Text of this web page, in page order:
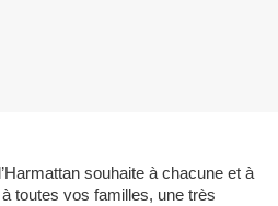
souhaite à chacune et à
toutes vos familles, une très